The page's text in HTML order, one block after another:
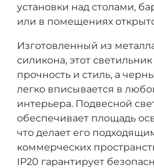
установки над столами,
или в помещениях
Изготовленный из
силикона, этот
прочность и стиль, а
легко вписывается в
интерьера. Подвесной
обеспечивает площадь
что делает его
коммерческих
IP20 гарантирует